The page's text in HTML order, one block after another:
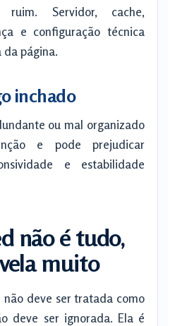
ruim. Servidor, cache,
e configuração técnica
página.
inchado
ou mal organizado
e pode prejudicar
e estabilidade
não é tudo,
muito
não deve ser tratada como
deve ser ignorada. Ela é